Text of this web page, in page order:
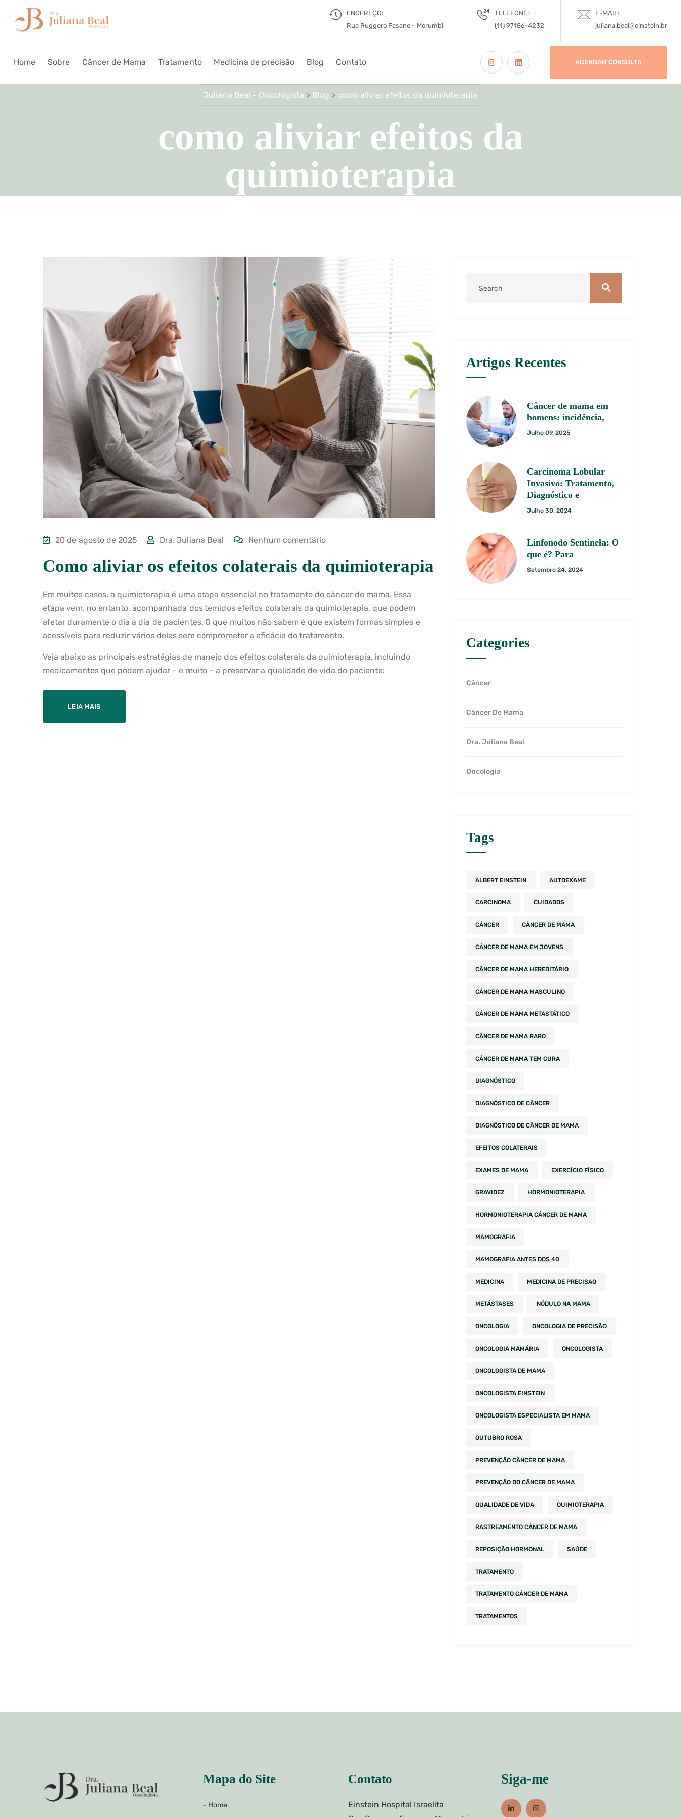
ENDEREÇO:
Rua Ruggero Fasano - Morumbi
TELEFONE:
(11) 97186-4232
E-MAIL:
juliana.beal@einstein.br
Home Sobre Câncer de Mama Tratamento Medicina de precisão Blog Contato AGENDAR CONSULTA
Juliana Beal - Oncologista > Blog > como aliviar efeitos da quimioterapia
como aliviar efeitos da
quimioterapia
20 de agosto de 2025 Dra. Juliana Beal Nenhum comentário
Como aliviar os efeitos colaterais da quimioterapia
Em muitos casos, a quimioterapia é uma etapa essencial no tratamento do câncer de mama. Essa
etapa vem, no entanto, acompanhada dos temidos efeitos colaterais da quimioterapia, que podem
afetar duramente o dia a dia de pacientes. O que muitos não sabem é que existem formas simples e
acessíveis para reduzir vários deles sem comprometer a eficácia do tratamento.
Veja abaixo as principais estratégias de manejo dos efeitos colaterais da quimioterapia, incluindo
medicamentos que podem ajudar – e muito – a preservar a qualidade de vida do paciente:
LEIA MAIS
Artigos Recentes
Câncer de mama em
homens: incidência,
Julho 09, 2025
Carcinoma Lobular
Invasivo: Tratamento,
Diagnóstico e
Julho 30, 2024
Linfonodo Sentinela: O
que é? Para
Setembro 24, 2024
Categories
Câncer
Câncer De Mama
Dra. Juliana Beal
Oncologia
Tags
ALBERT EINSTEIN AUTOEXAME
CARCINOMA CUIDADOS
CÂNCER CÂNCER DE MAMA
CÂNCER DE MAMA EM JOVENS
CÂNCER DE MAMA HEREDITÁRIO
CÂNCER DE MAMA MASCULINO
CÂNCER DE MAMA METASTÁTICO
CÂNCER DE MAMA RARO
CÂNCER DE MAMA TEM CURA
DIAGNÓSTICO
DIAGNÓSTICO DE CÂNCER
DIAGNÓSTICO DE CÂNCER DE MAMA
EFEITOS COLATERAIS
EXAMES DE MAMA EXERCÍCIO FÍSICO
GRAVIDEZ HORMONIOTERAPIA
HORMONIOTERAPIA CÂNCER DE MAMA
MAMOGRAFIA
MAMOGRAFIA ANTES DOS 40
MEDICINA MEDICINA DE PRECISAO
METÁSTASES NÓDULO NA MAMA
ONCOLOGIA ONCOLOGIA DE PRECISÃO
ONCOLOGIA MAMÁRIA ONCOLOGISTA
ONCOLOGISTA DE MAMA
ONCOLOGISTA EINSTEIN
ONCOLOGISTA ESPECIALISTA EM MAMA
OUTUBRO ROSA
PREVENÇÃO CÂNCER DE MAMA
PREVENÇÃO DO CÂNCER DE MAMA
QUALIDADE DE VIDA QUIMIOTERAPIA
RASTREAMENTO CÂNCER DE MAMA
REPOSIÇÃO HORMONAL SAÚDE
TRATAMENTO
TRATAMENTO CÂNCER DE MAMA
TRATAMENTOS
Mapa do Site
Home
Contato
Einstein Hospital Israelita
Siga-me